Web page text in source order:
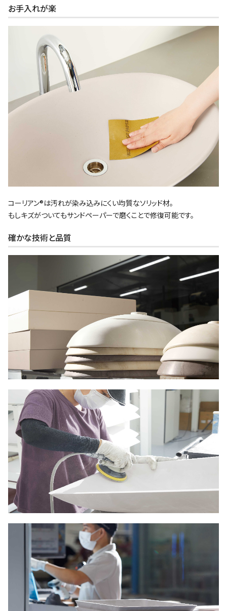
お手入れが楽
コーリアン®は汚れが染み込みにくい均質なソリッド材。
もしキズがついてもサンドペーパーで磨くことで修復可能です。
確かな技術と品質